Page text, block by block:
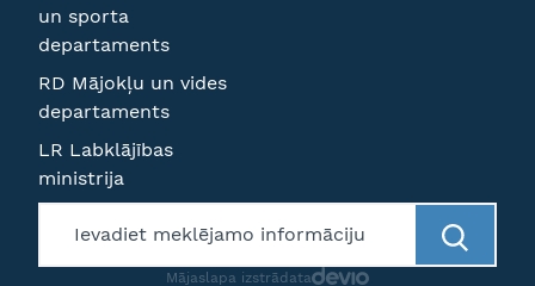
un sporta
departaments
RD Mājokļu un vides
departaments
LR Labklājības
ministrija
Mājaslapa izstrādata